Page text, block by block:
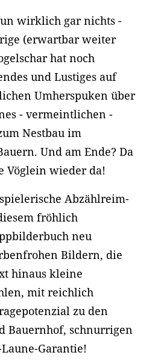
wirklich gar nichts -
(erwartbar weiter
hat noch
und Lustiges auf
Umherspuken über
- vermeintlichen -
Nestbau im
Und am Ende? Da
Vöglein wieder da!
Abzählreim-
fröhlich
neu
Bildern, die
hinaus kleine
mit reichlich
zu den
Bauernhof, schnurrigen
Garantie!